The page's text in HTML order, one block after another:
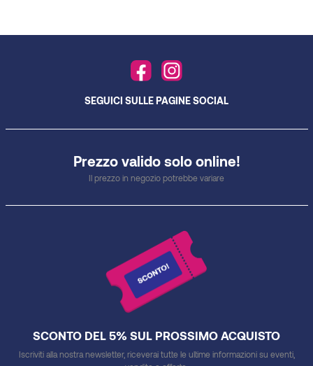
Prezzo valido solo online!
Il prezzo in negozio potrebbe variare
SEGUICI SULLE PAGINE SOCIAL
SCONTO DEL 5% SUL PROSSIMO ACQUISTO
Iscriviti alla nostra newsletter, riceverai tutte le ultime informazioni su eventi,